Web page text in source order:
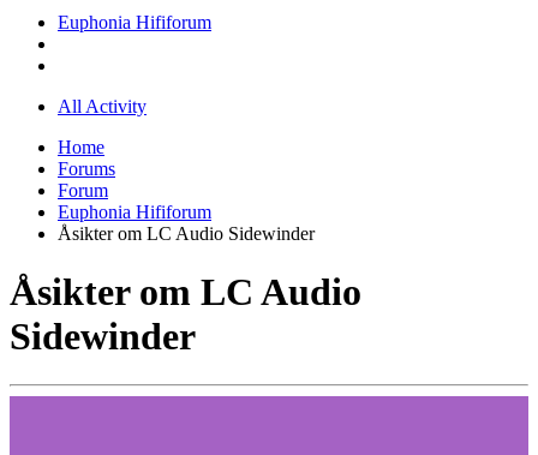
Euphonia Hififorum
All Activity
Home
Forums
Forum
Euphonia Hififorum
Åsikter om LC Audio Sidewinder
Åsikter om LC Audio
Sidewinder